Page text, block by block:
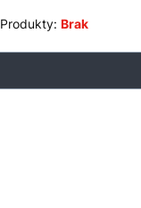
Produkty: Brak